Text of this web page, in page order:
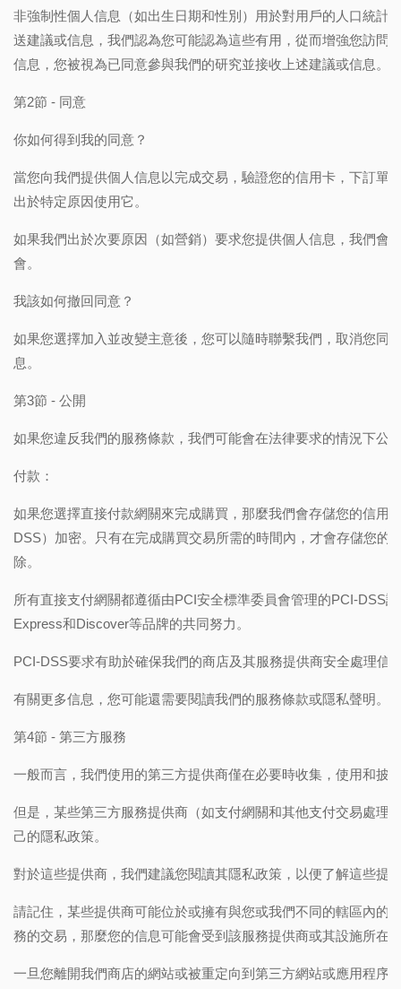
非強制性個人信息（如出生日期和性別）用於對用戶的人口統計
送建議或信息，我們認為您可能認為這些有用，從而增強您訪問
信息，您被視為已同意參與我們的研究並接收上述建議或信息。
第2節 - 同意
你如何得到我的同意？
當您向我們提供個人信息以完成交易，驗證您的信用卡，下訂單
出於特定原因使用它。
如果我們出於次要原因（如營銷）要求您提供個人信息，我們會
會。
我該如何撤回同意？
如果您選擇加入並改變主意後，您可以隨時聯繫我們，取消您同
息。
第3節 - 公開
如果您違反我們的服務條款，我們可能會在法律要求的情況下公
付款：
如果您選擇直接付款網關來完成購買，那麼我們會存儲您的信用
DSS）加密。只有在完成購買交易所需的時間內，才會存儲您的
除。
所有直接支付網關都遵循由PCI安全標準委員會管理的PCI-DSS
Express和Discover等品牌的共同努力。
PCI-DSS要求有助於確保我們的商店及其服務提供商安全處理信
有關更多信息，您可能還需要閱讀我們的服務條款或隱私聲明。
第4節 - 第三方服務
一般而言，我們使用的第三方提供商僅在必要時收集，使用和披
但是，某些第三方服務提供商（如支付網關和其他支付交易處理
己的隱私政策。
對於這些提供商，我們建議您閱讀其隱私政策，以便了解這些提
請記住，某些提供商可能位於或擁有與您或我們不同的轄區內的
務的交易，那麼您的信息可能會受到該服務提供商或其設施所在
一旦您離開我們商店的網站或被重定向到第三方網站或應用程序